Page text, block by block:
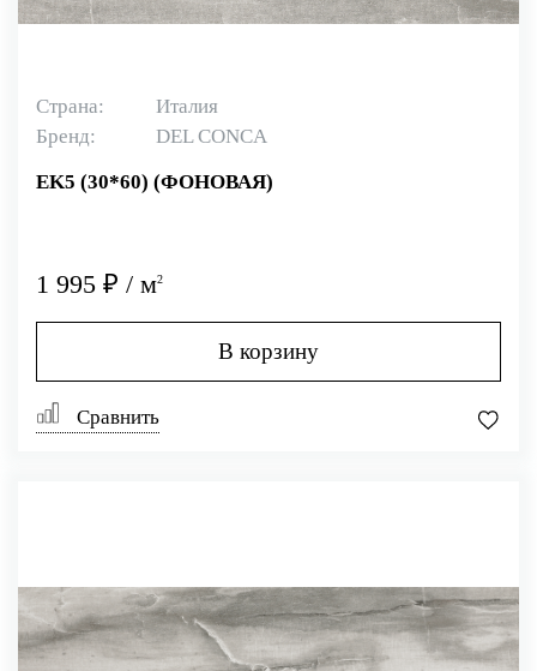
Страна:
Италия
Бренд:
DEL CONCA
EK5 (30*60) (ФОНОВАЯ)
1 995 ₽ / м2
В корзину
Сравнить